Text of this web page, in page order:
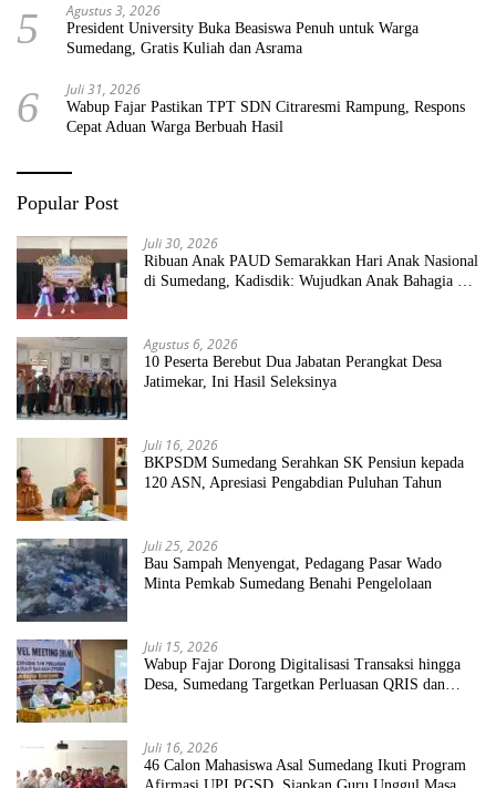
5 Agustus 3, 2026
President University Buka Beasiswa Penuh untuk Warga
Sumedang, Gratis Kuliah dan Asrama
6 Juli 31, 2026
Wabup Fajar Pastikan TPT SDN Citraresmi Rampung, Respons
Cepat Aduan Warga Berbuah Hasil
Popular Post
Juli 30, 2026
Ribuan Anak PAUD Semarakkan Hari Anak Nasional
di Sumedang, Kadisdik: Wujudkan Anak Bahagia dan
Agustus 6, 2026
10 Peserta Berebut Dua Jabatan Perangkat Desa
Jatimekar, Ini Hasil Seleksinya
Juli 16, 2026
BKPSDM Sumedang Serahkan SK Pensiun kepada
120 ASN, Apresiasi Pengabdian Puluhan Tahun
Juli 25, 2026
Bau Sampah Menyengat, Pedagang Pasar Wado
Minta Pemkab Sumedang Benahi Pengelolaan
Juli 15, 2026
Wabup Fajar Dorong Digitalisasi Transaksi hingga
Desa, Sumedang Targetkan Perluasan QRIS dan
Juli 16, 2026
46 Calon Mahasiswa Asal Sumedang Ikuti Program